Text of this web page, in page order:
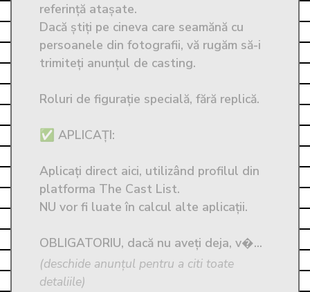
referință atașate.
Dacă știți pe cineva care seamănă cu
persoanele din fotografii, vă rugăm să-i
trimiteți anunțul de casting.
Roluri de figurație specială, fără replică.
✅ APLICAȚI:
Aplicați direct aici, utilizând profilul din
platforma The Cast List.
NU vor fi luate în calcul alte aplicații.
OBLIGATORIU, dacă nu aveți deja, v�...
(deschide anunțul pentru a citi toate
detaliile)